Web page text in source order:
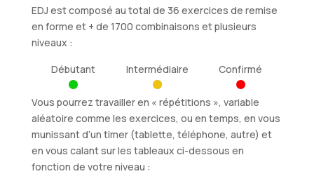
EDJ est composé au total de 36 exercices de remise
en forme et + de 1700 combinaisons et plusieurs
niveaux :
Débutant
Intermédiaire Confirmé
Vous pourrez travailler en « répétitions », variable
aléatoire comme les exercices, ou en temps, en vous
munissant d’un timer (tablette, téléphone, autre) et
en vous calant sur les tableaux ci-dessous en
fonction de votre niveau :